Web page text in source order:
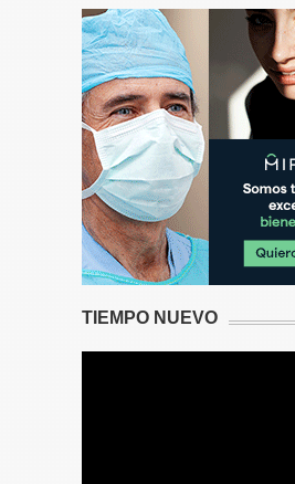
TIEMPO NUEVO